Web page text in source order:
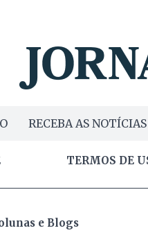
RECEBA AS
TERMOS DE
e Blogs